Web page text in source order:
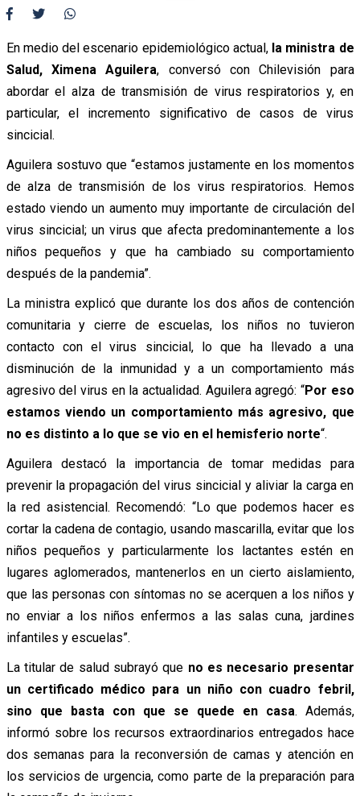
En medio del escenario epidemiológico actual, la ministra de
Salud, Ximena Aguilera, conversó con Chilevisión para
abordar el alza de transmisión de virus respiratorios y, en
particular, el incremento significativo de casos de virus
sincicial.
Aguilera sostuvo que “estamos justamente en los momentos
de alza de transmisión de los virus respiratorios. Hemos
estado viendo un aumento muy importante de circulación del
virus sincicial; un virus que afecta predominantemente a los
niños pequeños y que ha cambiado su comportamiento
después de la pandemia”.
La ministra explicó que durante los dos años de contención
comunitaria y cierre de escuelas, los niños no tuvieron
contacto con el virus sincicial, lo que ha llevado a una
disminución de la inmunidad y a un comportamiento más
agresivo del virus en la actualidad. Aguilera agregó: “Por eso
estamos viendo un comportamiento más agresivo, que
no es distinto a lo que se vio en el hemisferio norte“.
Aguilera destacó la importancia de tomar medidas para
prevenir la propagación del virus sincicial y aliviar la carga en
la red asistencial. Recomendó: “Lo que podemos hacer es
cortar la cadena de contagio, usando mascarilla, evitar que los
niños pequeños y particularmente los lactantes estén en
lugares aglomerados, mantenerlos en un cierto aislamiento,
que las personas con síntomas no se acerquen a los niños y
no enviar a los niños enfermos a las salas cuna, jardines
infantiles y escuelas”.
La titular de salud subrayó que no es necesario presentar
un certificado médico para un niño con cuadro febril,
sino que basta con que se quede en casa. Además,
informó sobre los recursos extraordinarios entregados hace
dos semanas para la reconversión de camas y atención en
los servicios de urgencia, como parte de la preparación para